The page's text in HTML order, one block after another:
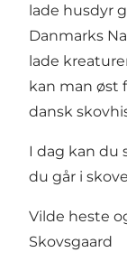
lade husdyr
Danmarks
lade
kan man øst
dansk
I dag kan du
du går i
Vilde heste
Skovsgaard